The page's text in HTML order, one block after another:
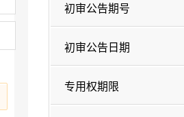
初审公告期号
初审公告日期
专用权期限